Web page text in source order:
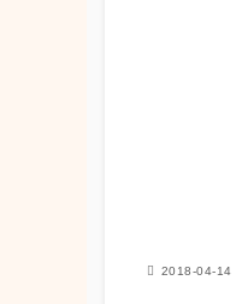
2018-04-14